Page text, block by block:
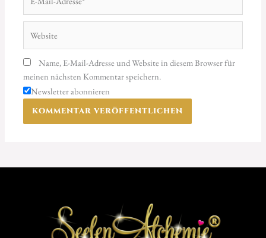
Mail-
Adresse*
Name, E-Mail-Adresse und Website in diesem Browser für
meinen nächsten Kommentar speichern.
Newsletter abonnieren